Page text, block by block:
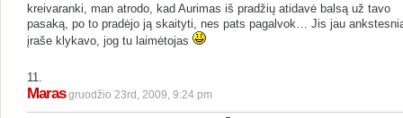
kreivaranki, man atrodo, kad Aurimas iš pradžių atidavė balsą už tavo
pasaką, po to pradėjo ją skaityti, nes pats pagalvok… Jis jau
įraše klykavo, jog tu laimėtojas
11.
Maras gruodžio 23rd, 2009, 9:24 pm